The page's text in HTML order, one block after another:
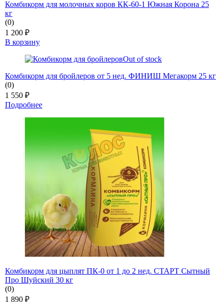
Комбикорм для молочных коров КК-60-1 Южная Корона 25
кг
(0)
1 200 ₽
В корзину
Out of stock
Комбикорм для бройлеров от 5 нед. ФИНИШ Мегакорм 25 кг
(0)
1 550 ₽
Подробнее
Комбикорм для цыплят ПК-0 от 1 до 2 нед. СТАРТ Сытный
Про Шуйский 30 кг
(0)
1 890 ₽